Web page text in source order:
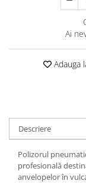
Ai
Adauga
Descriere
Polizorul
profesională
anvelopelor în